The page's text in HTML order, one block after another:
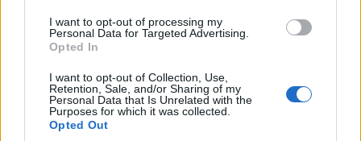
I want to opt-out of processing my
Personal Data for Targeted Advertising.
Opted In
I want to opt-out of Collection, Use,
Retention, Sale, and/or Sharing of my
Personal Data that Is Unrelated with the
Purposes for which it was collected.
Opted Out
FNTT įšaldė „Mere“
valdytojos lėšas
Į daugiabučio statybas
kaime investuojantis
verslininkas: tai yra ateitis